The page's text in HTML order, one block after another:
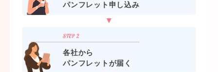
パンフレット申し込み
各社から
パンフレットが届く